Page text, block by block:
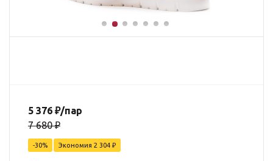
5 376 ₽/пар
7 680₽
-30% Экономия 2 304 ₽